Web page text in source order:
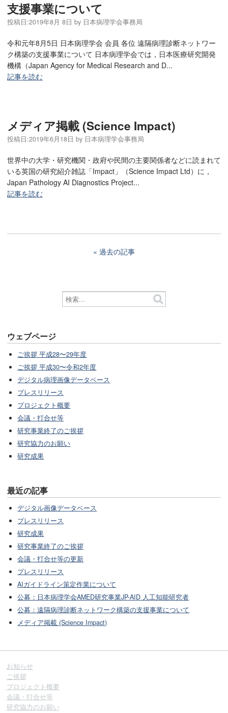
支援事業について
投稿日:2019年8月 8日 by 日本病理学会事務局
令和元年8月5日 日本病理学会 会員 各位 遠隔病理診断ネットワー
ク構築の支援事業について 日本病理学会では，日本医療研究開発
機構（Japan Agency for Medical Research and D...
記事を読む
メディア掲載 (Science Impact)
投稿日:2019年6月18日 by 日本病理学会事務局
世界中の大学・研究機関・政府や民間の主要関係者などに読まれて
いる英国の研究紹介雑誌「Impact」（Science Impact Ltd）に，
Japan Pathology AI Diagnostics Project...
記事を読む
過去の記事
ウェブページ
ご挨拶 平成28〜29年度
ご挨拶 平成30〜令和2年度
デジタル病理画像データベース
プレスリリース
プロジェクト概要
会議・打合せ等
研究事業終了のご挨拶
研究協力のお願い
研究成果
最近の記事
デジタル画像データベース
プレスリリース
研究成果
研究事業終了のご挨拶
会議・打合せ等の更新
プレスリリース
AIガイドライン策定作業について
公募：日本病理学会AMED研究事業JP-AID 人工知能研究者
公募：遠隔病理診断ネットワーク構築の支援事業について
メディア掲載 (Science Impact)
お知らせ
ご挨拶
プロジェクト概要
会議・打合せ等
研究協力のお願い